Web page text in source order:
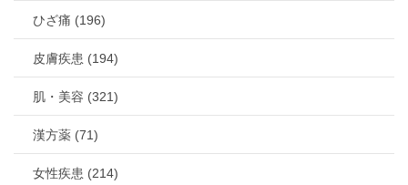
ひざ痛 (196)
皮膚疾患 (194)
肌・美容 (321)
漢方薬 (71)
女性疾患 (214)